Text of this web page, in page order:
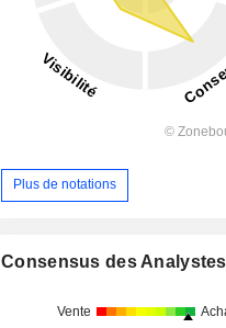
Plus de notations
Consensus des Analystes
Vente